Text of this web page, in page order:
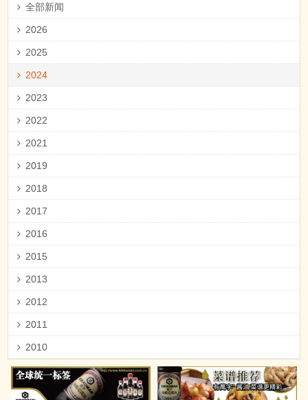
全部新闻
2026
2025
2024
2023
2022
2021
2019
2018
2017
2016
2015
2013
2012
2011
2010